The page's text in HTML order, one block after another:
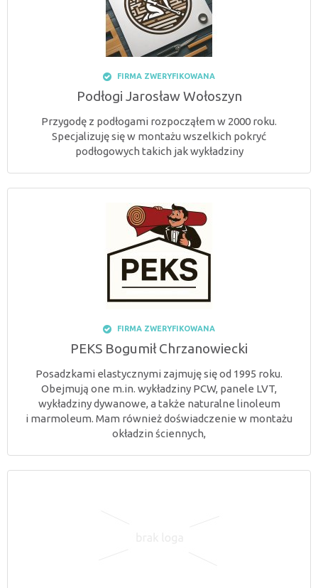
FIRMA ZWERYFIKOWANA
Podłogi Jarosław Wołoszyn
Przygodę z podłogami rozpocząłem w 2000 roku.
Specjalizuję się w montażu wszelkich pokryć
podłogowych takich jak wykładziny
FIRMA ZWERYFIKOWANA
PEKS Bogumił Chrzanowiecki
Posadzkami elastycznymi zajmuję się od 1995 roku.
Obejmują one m.in. wykładziny PCW, panele LVT,
wykładziny dywanowe, a także naturalne linoleum
i marmoleum. Mam również doświadczenie w montażu
okładzin ściennych,